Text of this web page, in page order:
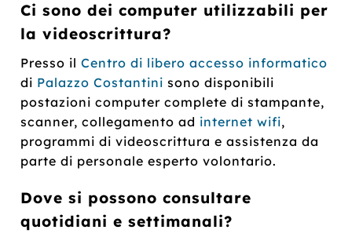
Ci sono dei computer utilizzabili per
la videoscrittura?
Presso ilCentro di libero accesso informatico
di Palazzo Costantini sono disponibili
postazioni computer complete di stampante,
scanner, collegamento ad internet wifi,
programmi di videoscrittura e assistenza da
parte di personale esperto volontario.
Dove si possono consultare
quotidiani e settimanali?